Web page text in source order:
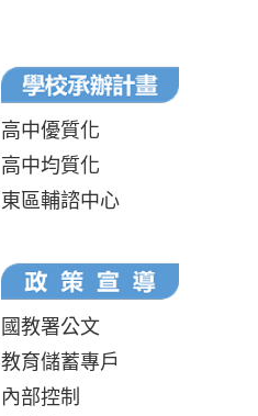
高中優質化
高中均質化
東區輔諮中心
國教署公文
教育儲蓄專戶
內部控制